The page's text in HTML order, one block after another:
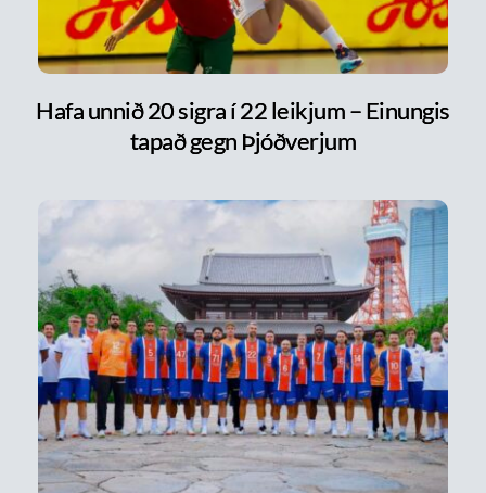
Hafa unnið 20 sigra í 22 leikjum – Einungis
tapað gegn Þjóðverjum